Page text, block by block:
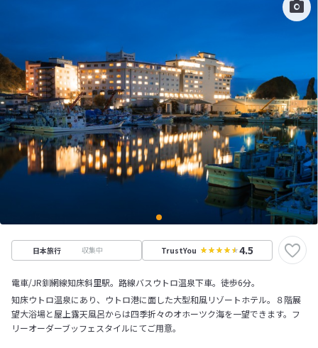
日本旅行 収集中 TrustYou 4.5
電車/JR釧網線知床斜里駅。路線バスウトロ温泉下車。徒歩6分。
知床ウトロ温泉にあり、ウトロ港に面した大型和風リゾートホテル。８階展
望大浴場と屋上露天風呂からは四季折々のオホーツク海を一望できます。フ
リーオーダーブッフェスタイルにてご用意。